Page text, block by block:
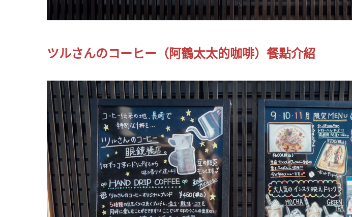
ツルさんのコーヒー（阿鶴太太的咖啡）餐點介紹